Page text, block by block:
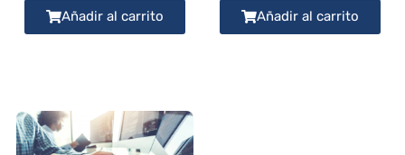
Añadir al carrito Añadir al carrito